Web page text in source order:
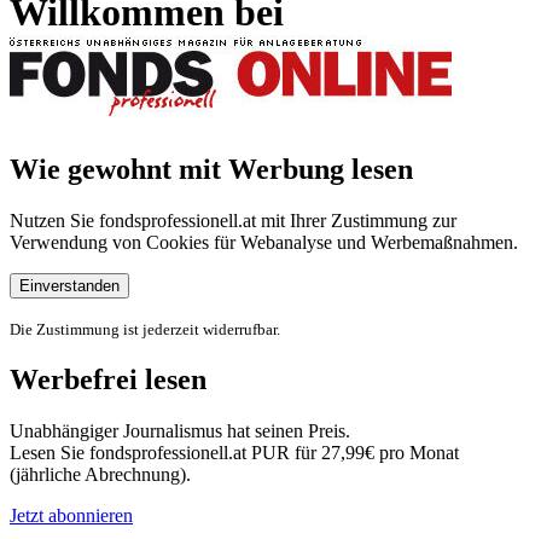
Willkommen bei
Wie gewohnt mit Werbung lesen
Nutzen Sie fondsprofessionell.at mit Ihrer Zustimmung zur
Verwendung von Cookies für Webanalyse und Werbemaßnahmen.
Einverstanden
Die Zustimmung ist jederzeit widerrufbar.
Werbefrei lesen
Unabhängiger Journalismus hat seinen Preis.
Lesen Sie fondsprofessionell.at PUR für 27,99€ pro Monat
(jährliche Abrechnung).
Jetzt abonnieren